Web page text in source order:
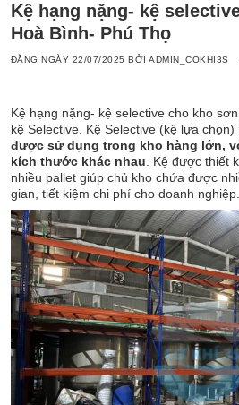
Kệ hạng nặng- kệ
Hoà Bình- Phú Thọ
ĐĂNG NGÀY 22/07/2025 BỞIADMIN_COKHI3S
Kệ hạng nặng- kệ selective cho kho
kệ Selective. Kệ Selective (kệ lựa chọn)
được sử dụng trong kho hàng lớn,
kích thước khác nhau . Kệ được thiết
nhiều pallet giúp chủ kho chứa được
gian, tiết kiệm chi phí cho doanh nghiệp.